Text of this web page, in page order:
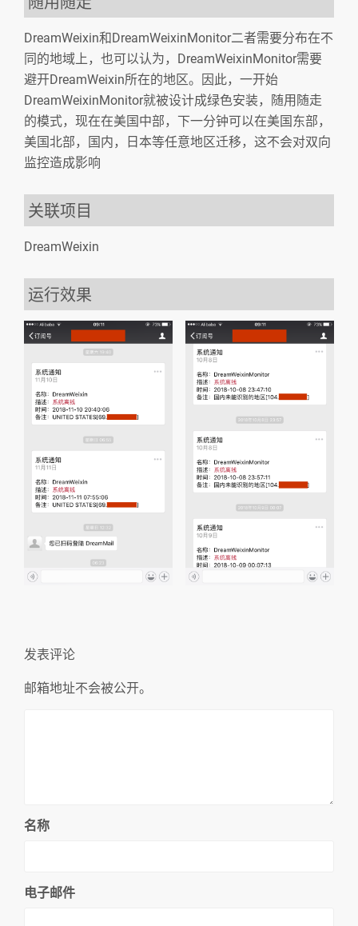
DreamWeixin和DreamWeixinMonitor二者需要分布在不
同的地域上，也可以认为，DreamWeixinMonitor需要
避开DreamWeixin所在的地区。因此，一开始
DreamWeixinMonitor就被设计成绿色安装，随用随走
的模式，现在在美国中部，下一分钟可以在美国东部，
美国北部，国内，日本等任意地区迁移，这不会对双向
监控造成影响
关联项目
DreamWeixin
运行效果
发表评论
邮箱地址不会被公开。
名称
电子邮件